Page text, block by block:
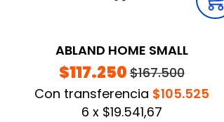
ABLAND HOME SMALL
$117.250$167.500
Con transferencia $105.525
6 x $19.541,67